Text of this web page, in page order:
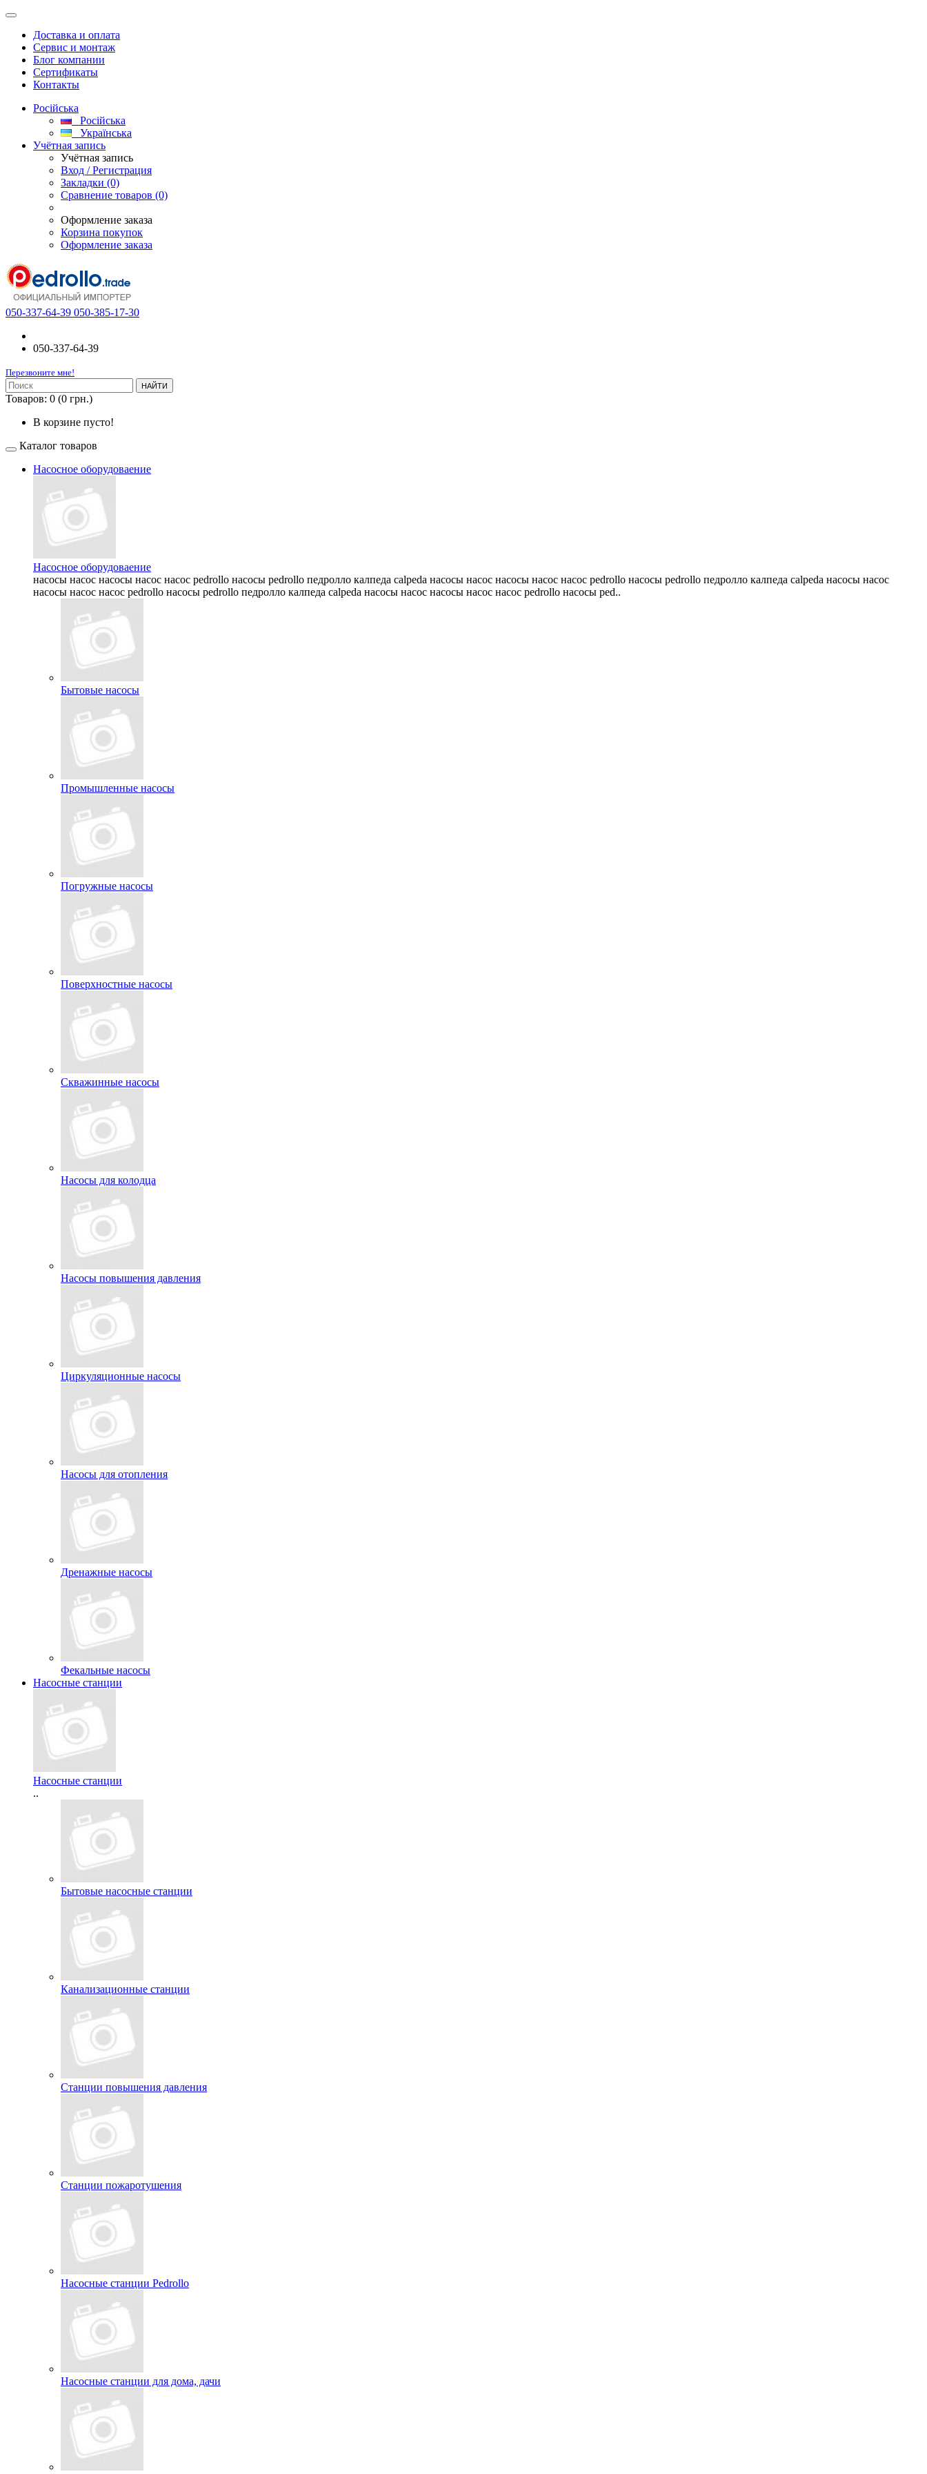
Доставка и оплата
Сервис и монтаж
Блог компании
Сертификаты
Контакты
Російська
Російська
Українська
Учётная запись
Учётная запись
Вход / Регистрация
Закладки (0)
Сравнение товаров (0)
Оформление заказа
Корзина покупок
Оформление заказа
050-337-64-39 050-385-17-30
050-337-64-39
Перезвоните мне!
НАЙТИ
Товаров: 0 (0 грн.)
В корзине пусто!
Каталог товаров
Насосное оборудоваение
Насосное оборудоваение
насосы насос насосы насос насос pedrollo насосы pedrollo педролло калпеда calpeda насосы насос насосы насос насос pedrollo насосы pedrollo педролло калпеда calpeda насосы насос
насосы насос насос pedrollo насосы pedrollo педролло калпеда calpeda насосы насос насосы насос насос pedrollo насосы ped..
Бытовые насосы
Промышленные насосы
Погружные насосы
Поверхностные насосы
Скважинные насосы
Насосы для колодца
Насосы повышения давления
Циркуляционные насосы
Насосы для отопления
Дренажные насосы
Фекальные насосы
Насосные станции
Насосные станции
..
Бытовые насосные станции
Канализационные станции
Станции повышения давления
Станции пожаротушения
Насосные станции Pedrollo
Насосные станции для дома, дачи